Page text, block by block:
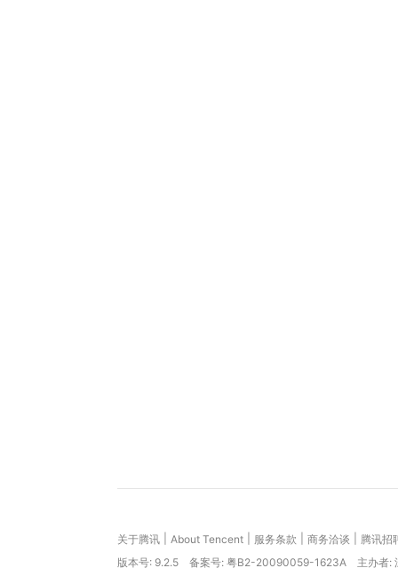
关于腾讯 About Tencent 服务条款 商务洽谈
腾讯招
版本号: 9.2.5 备案号: 粤B2-20090059-1623A 主办者: